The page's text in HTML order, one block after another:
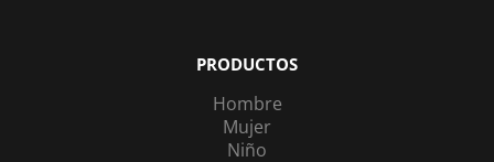
PRODUCTOS
Hombre
Mujer
Niño